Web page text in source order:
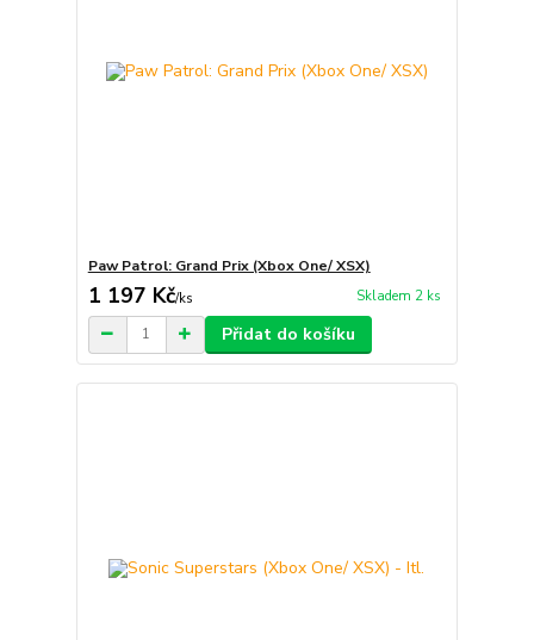
Paw Patrol: Grand Prix (Xbox One/ XSX)
1 197 Kč/ks Skladem 2 ks
Přidat do košíku